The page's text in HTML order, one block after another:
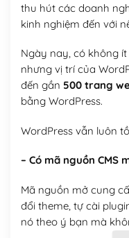
thu hút các doanh
kinh nghiệm đến với
Ngày nay, có không
nhưng vị trí của
đến gần 500 trang
bằng WordPress.
WordPress vẫn luôn
– Có mã nguồn CMS
Mã nguồn mở cung
đổi theme, tự cài
nó theo ý bạn mà